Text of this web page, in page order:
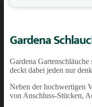
Gardena
Gardena
deckt dabei jeden nur
Neben der hochwertigen
von Anschluss-Stücken,